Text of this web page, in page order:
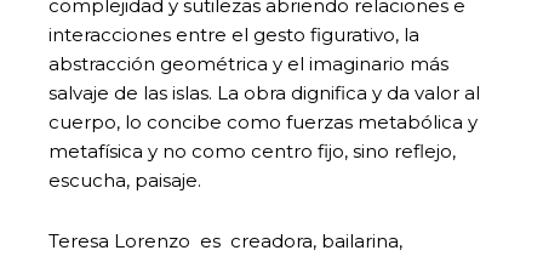
complejidad y sutilezas abriendo relaciones e
interacciones entre el gesto figurativo, la
abstracción geométrica y el imaginario más
salvaje de las islas. La obra dignifica y da valor al
cuerpo, lo concibe como fuerzas metabólica y
metafísica y no como centro fijo, sino reflejo,
escucha, paisaje.
Teresa Lorenzo es creadora, bailarina,